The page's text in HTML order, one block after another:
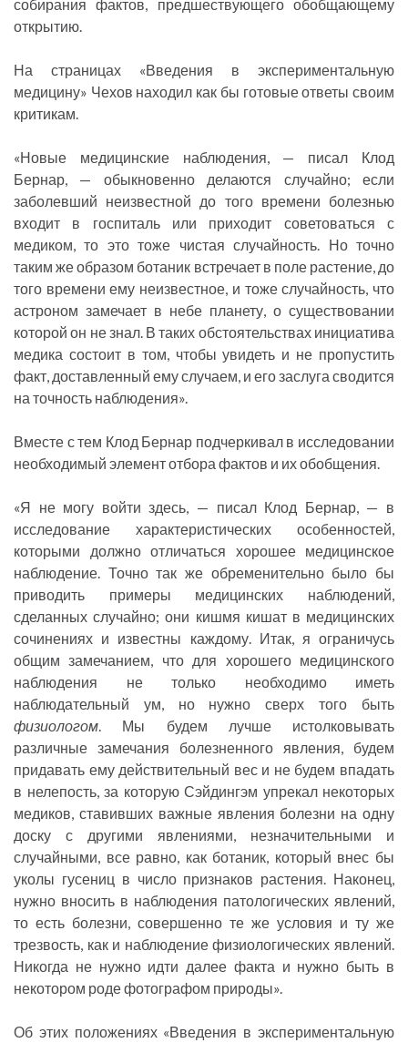
собирания фактов, предшествующего обобщающему
открытию.
На страницах «Введения в экспериментальную
медицину» Чехов находил как бы готовые ответы своим
критикам.
«Новые медицинские наблюдения, — писал Клод
Бернар, — обыкновенно делаются случайно; если
заболевший неизвестной до того времени болезнью
входит в госпиталь или приходит советоваться с
медиком, то это тоже чистая случайность. Но точно
таким же образом ботаник встречает в поле растение, до
того времени ему неизвестное, и тоже случайность, что
астроном замечает в небе планету, о существовании
которой он не знал. В таких обстоятельствах инициатива
медика состоит в том, чтобы увидеть и не пропустить
факт, доставленный ему случаем, и его заслуга сводится
на точность наблюдения».
Вместе с тем Клод Бернар подчеркивал в исследовании
необходимый элемент отбора фактов и их обобщения.
«Я не могу войти здесь, — писал Клод Бернар, — в
исследование характеристических особенностей,
которыми должно отличаться хорошее медицинское
наблюдение. Точно так же обременительно было бы
приводить примеры медицинских наблюдений,
сделанных случайно; они кишмя кишат в медицинских
сочинениях и известны каждому. Итак, я ограничусь
общим замечанием, что для хорошего медицинского
наблюдения не только необходимо иметь
наблюдательный ум, но нужно сверх того быть
физиологом . Мы будем лучше истолковывать
различные замечания болезненного явления, будем
придавать ему действительный вес и не будем впадать
в нелепость, за которую Сэйдингэм упрекал некоторых
медиков, ставивших важные явления болезни на одну
доску с другими явлениями, незначительными и
случайными, все равно, как ботаник, который внес бы
уколы гусениц в число признаков растения. Наконец,
нужно вносить в наблюдения патологических явлений,
то есть болезни, совершенно те же условия и ту же
трезвость, как и наблюдение физиологических явлений.
Никогда не нужно идти далее факта и нужно быть в
некотором роде фотографом природы».
Об этих положениях «Введения в экспериментальную